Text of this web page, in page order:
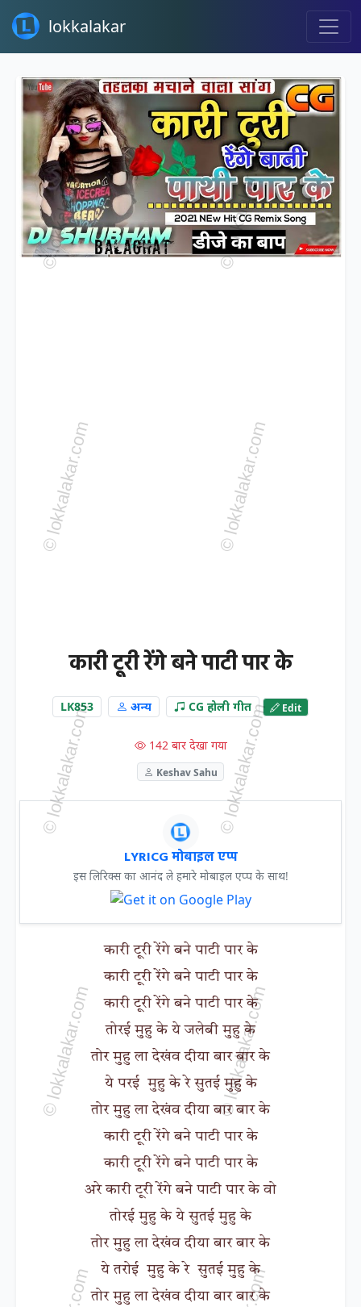
lokkalakar
कारी टूरी रेंगे बने पाटी पार के
LK853 अन्य CG होली गीत Edit
142 बार देखा गया
Keshav Sahu
LYRICG मोबाइल एप्प
इस लिरिक्स का आनंद ले हमारे मोबाइल एप्प के साथ!
कारी टूरी रेंगे बने पाटी पार के
कारी टूरी रेंगे बने पाटी पार के
कारी टूरी रेंगे बने पाटी पार के
तोरई मुहु के ये जलेबी मुहु के
तोर मुहु ला देखंव दीया बार बार के
ये परई मुहु के रे सुतई मुहु के
तोर मुहु ला देखंव दीया बार बार के
कारी टूरी रेंगे बने पाटी पार के
कारी टूरी रेंगे बने पाटी पार के
अरे कारी टूरी रेंगे बने पाटी पार के वो
तोरई मुहु के ये सुतई मुहु के
तोर मुहु ला देखंव दीया बार बार के
ये तरोई मुहु के रे सुतई मुहु के
तोर मुहु ला देखंव दीया बार बार के